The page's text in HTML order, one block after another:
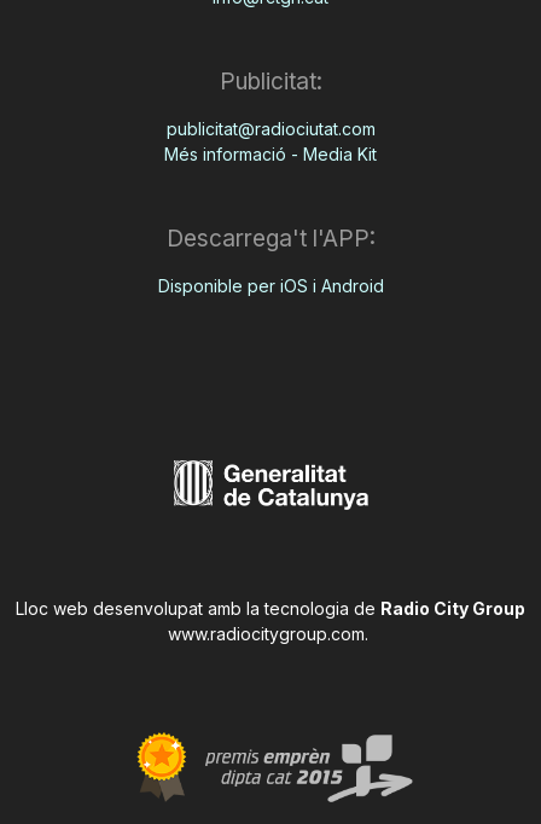
Publicitat:
publicitat@radiociutat.com
Més informació - Media Kit
Descarrega't l'APP:
Disponible per iOS i Android
Lloc web desenvolupat amb la tecnologia de Radio City Group
www.radiocitygroup.com.